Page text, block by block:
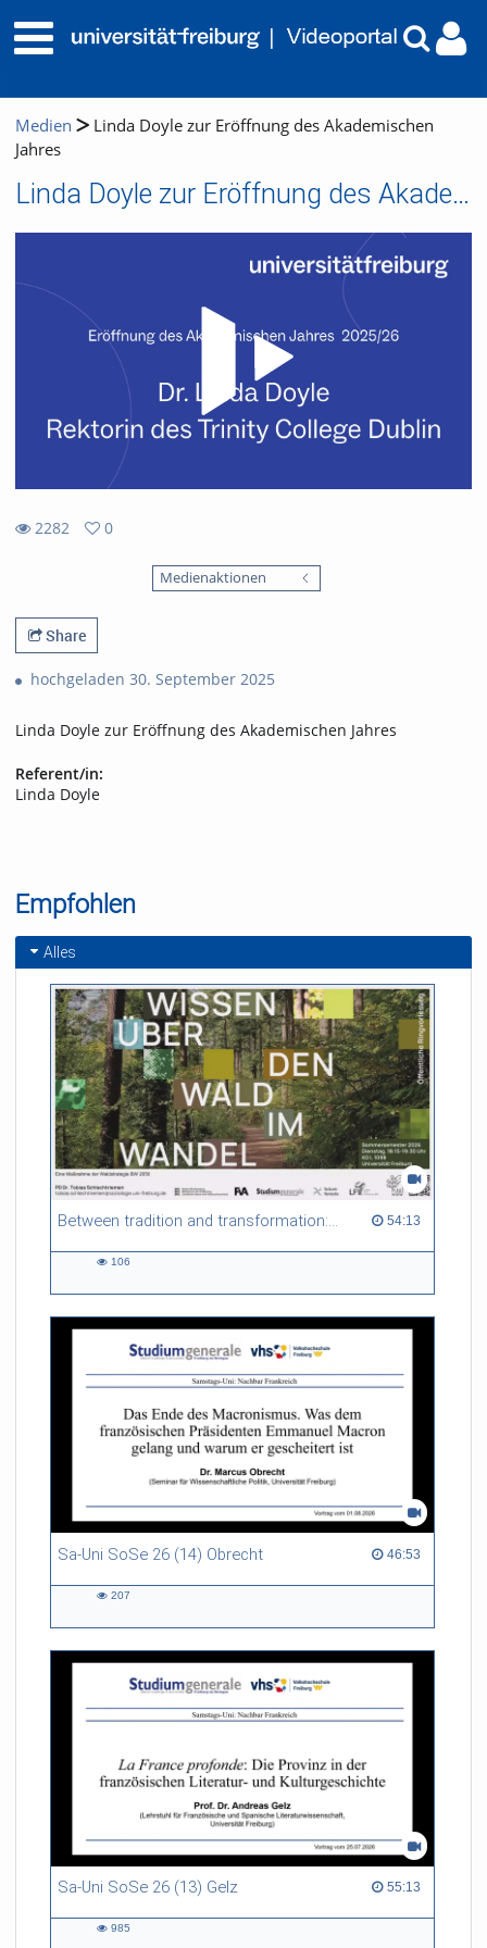
Medien
Linda Doyle zur Eröffnung des Akademischen
Jahres
Linda Doyle zur Eröffnung des Akademischen Jahres
2282
0
Medienaktionen
Share
hochgeladen 30. September 2025
Linda Doyle zur Eröffnung des Akademischen Jahres
Referent/in:
Linda Doyle
Empfohlen
Alles
Between tradition and transformation: how owners, advisers and institutions co-create knowledge for resilient forests in Europe 54:13
54:13 duration
106
Sa-Uni SoSe 26 (14) Obrecht 46:53
46:53 duration
207
Sa-Uni SoSe 26 (13) Gelz 55:13
55:13 duration
985